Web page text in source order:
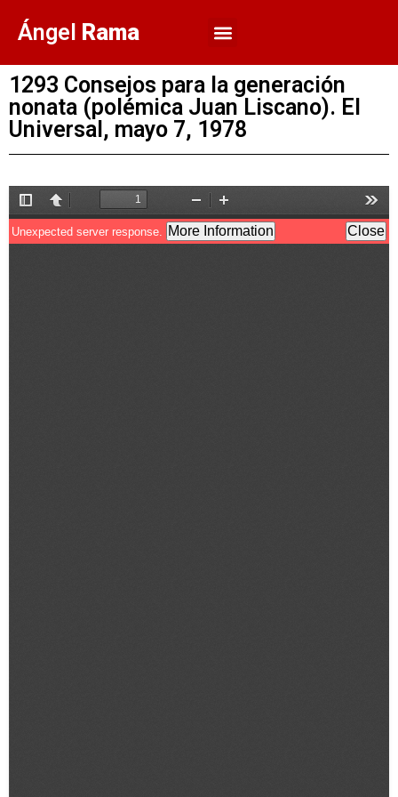
Ángel Rama
1293 Consejos para la generación
nonata (polémica Juan Liscano). El
Universal, mayo 7, 1978